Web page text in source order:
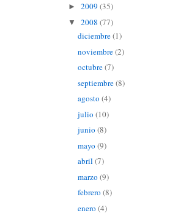
► 2009 (35)
▼ 2008 (77)
diciembre(1)
noviembre(2)
octubre(7)
septiembre(8)
agosto (4)
julio (10)
junio (8)
mayo (9)
abril (7)
marzo (9)
febrero (8)
enero (4)